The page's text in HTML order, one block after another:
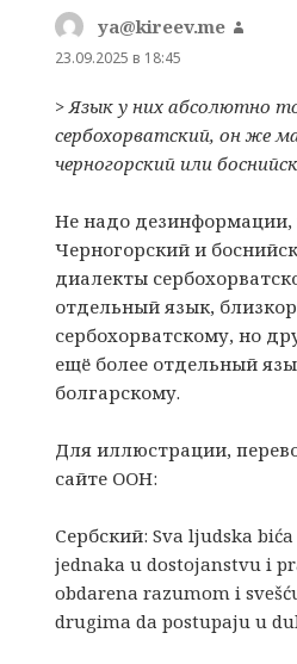
ya@kireev.me
23.09.2025 в 18:45
> Язык у них абсолютно
сербохорватский, он же
черногорский или
Не надо дезинформации,
Черногорский и
диалекты
отдельный язык,
сербохорватскому, но
ещё более отдельный
болгарскому.
Для иллюстрации,
сайте ООН:
Сербский: Sva ljudska
jednaka u dostojanstvu i
obdarena razumom i
drugima da postupaju u